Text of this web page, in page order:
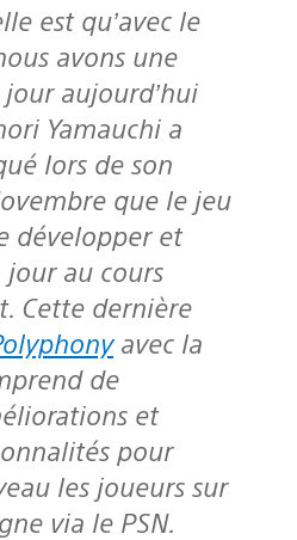
avons une
aujourd’hui
Yamauchi a
lors de son
que le jeu
développer et
jour au cours
Cette dernière
avec la
de
et
pour
les joueurs sur
via le PSN.